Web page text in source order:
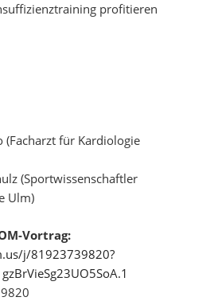
profitieren
(Facharzt für Kardiologie
(Sportwissenschaftler
Ulm)
Vortrag:
j/81923739820?